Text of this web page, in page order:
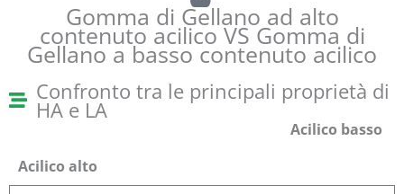
Gomma di Gellano ad alto
contenuto acilico VS Gomma di
Gellano a basso contenuto acilico
Confronto tra le principali proprietà di
HA e LA
Acilico basso
Acilico alto